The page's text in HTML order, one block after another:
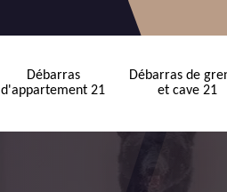
Débarras
d'appartement 21
Débarras de
et cave 21